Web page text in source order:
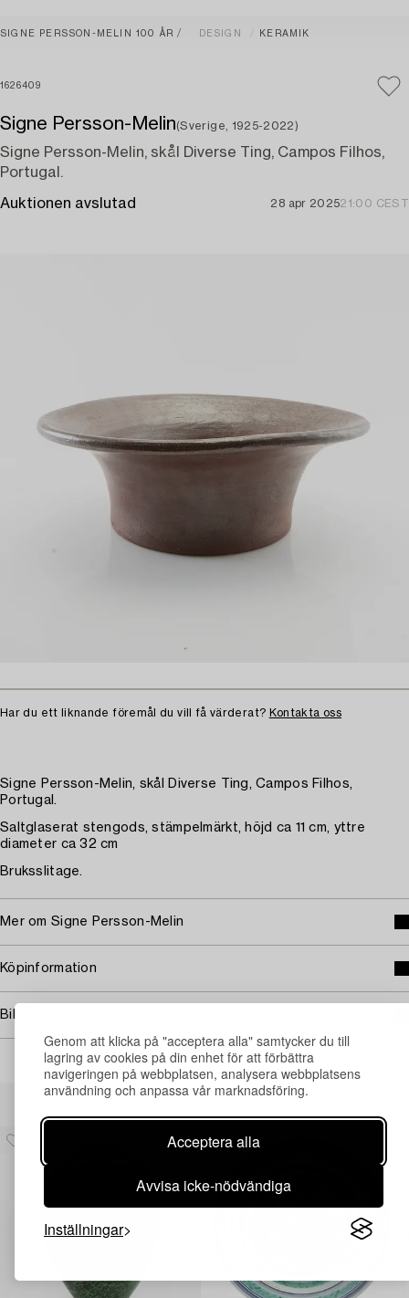
Genom att klicka på "acceptera alla" samtycker du till
lagring av cookies på din enhet för att förbättra
navigeringen på webbplatsen, analysera webbplatsens
användning och anpassa vår marknadsföring.
Acceptera alla
Avvisa icke-nödvändiga
Inställningar
SIGNE PERSSON-MELIN 100 ÅR DESIGN KERAMIK
1626409
Signe Persson-Melin(Sverige, 1925-2022)
Signe Persson-Melin, skål Diverse Ting, Campos Filhos,
Portugal.
Auktionen avslutad 28 apr 202521:00 CEST
Har du ett liknande föremål du vill få värderat? Kontakta oss
Signe Persson-Melin, skål Diverse Ting, Campos Filhos,
Portugal.
Saltglaserat stengods, stämpelmärkt, höjd ca 11 cm, yttre
diameter ca 32 cm
Bruksslitage.
Mer om Signe Persson-Melin
Köpinformation
Bildrättigheter
Andra har även tittat på